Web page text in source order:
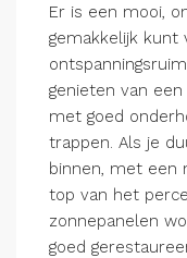
Er is een mooi,
gemakkelijk kunt
genieten van
met goed
trappen. Als je
binnen, met een
top van het
zonnepanelen
goed